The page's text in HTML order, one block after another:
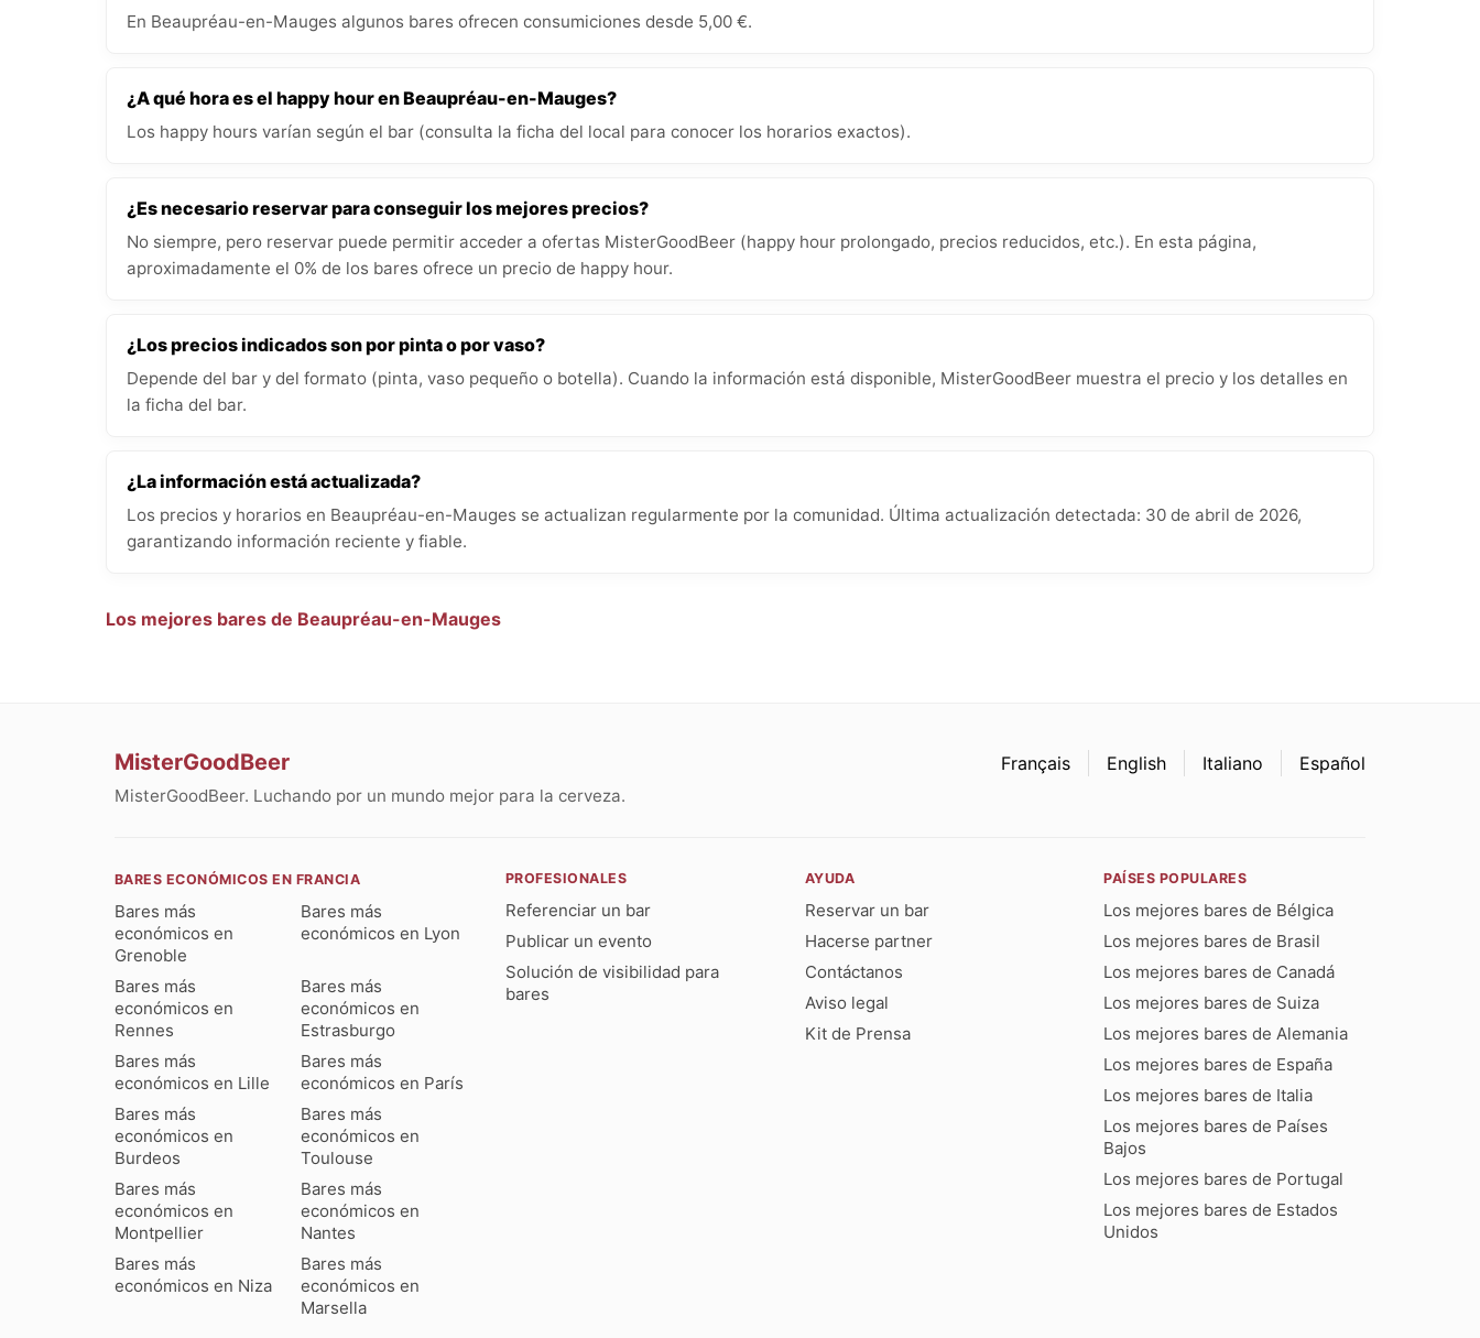
En Beaupréau-en-Mauges algunos bares ofrecen consumiciones desde 5,00 €.
¿A qué hora es el happy hour en Beaupréau-en-Mauges?
Los happy hours varían según el bar (consulta la ficha del local para conocer los horarios exactos).
¿Es necesario reservar para conseguir los mejores precios?
No siempre, pero reservar puede permitir acceder a ofertas MisterGoodBeer (happy hour prolongado, precios reducidos, etc.). En esta página,
aproximadamente el 0% de los bares ofrece un precio de happy hour.
¿Los precios indicados son por pinta o por vaso?
Depende del bar y del formato (pinta, vaso pequeño o botella). Cuando la información está disponible, MisterGoodBeer muestra el precio y los detalles en
la ficha del bar.
¿La información está actualizada?
Los precios y horarios en Beaupréau-en-Mauges se actualizan regularmente por la comunidad. Última actualización detectada: 30 de abril de 2026,
garantizando información reciente y fiable.
Los mejores bares de Beaupréau-en-Mauges
MisterGoodBeer
MisterGoodBeer. Luchando por un mundo mejor para la cerveza.
Français English Italiano Español
BARES ECONÓMICOS EN FRANCIA
Bares más
económicos en
Grenoble
Bares más
económicos en Lyon
Bares más
económicos en
Rennes
Bares más
económicos en
Estrasburgo
Bares más
económicos en Lille
Bares más
económicos en París
Bares más
económicos en
Burdeos
Bares más
económicos en
Toulouse
Bares más
económicos en
Montpellier
Bares más
económicos en
Nantes
Bares más
económicos en Niza
Bares más
económicos en
Marsella
PROFESIONALES
Referenciar un bar
Publicar un evento
Solución de visibilidad para
bares
AYUDA
Reservar un bar
Hacerse partner
Contáctanos
Aviso legal
Kit de Prensa
PAÍSES POPULARES
Los mejores bares de Bélgica
Los mejores bares de Brasil
Los mejores bares de Canadá
Los mejores bares de Suiza
Los mejores bares de Alemania
Los mejores bares de España
Los mejores bares de Italia
Los mejores bares de Países
Bajos
Los mejores bares de Portugal
Los mejores bares de Estados
Unidos